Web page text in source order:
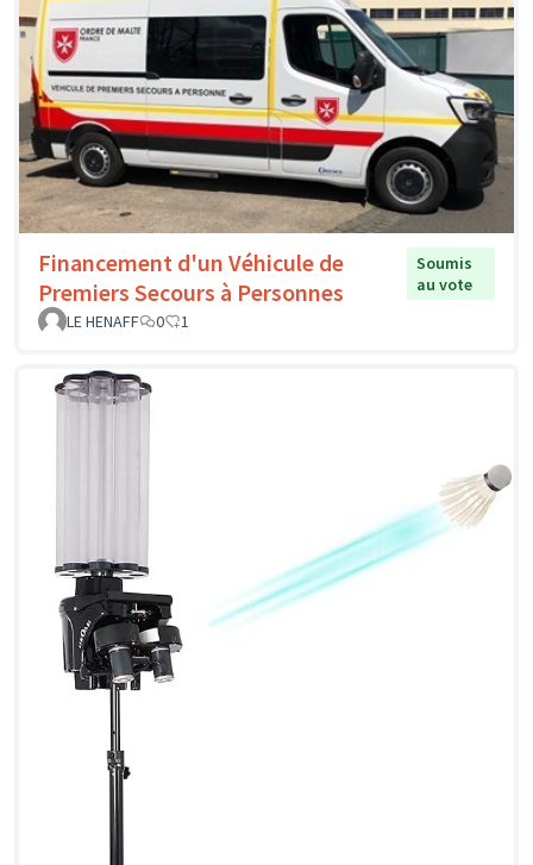
Financement d'un Véhicule de
Premiers Secours à Personnes
Soumis
au vote
LE HENAFF
0 1